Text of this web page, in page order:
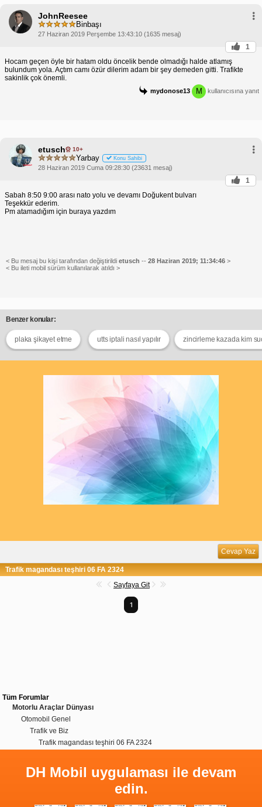
JohnReesee
Binbaşı
27 Haziran 2019 Perşembe 13:43:10 (1635 mesaj)
1
Hocam geçen öyle bir hatam oldu öncelik bende olmadığı halde atlamış
bulundum yola. Açtım camı özür dilerim adam bir şey demeden gitti. Trafikte
sakinlik çok önemli.
mydonose13 M kullanıcısına yanıt
etusch 10+
Yarbay Konu Sahibi
28 Haziran 2019 Cuma 09:28:30 (23631 mesaj)
1
Sabah 8:50 9:00 arası nato yolu ve devamı Doğukent bulvarı
Teşekkür ederim.
Pm atamadığım için buraya yazdım
< Bu mesaj bu kişi tarafından değiştirildi etusch -- 28 Haziran 2019; 11:34:46 >
< Bu ileti mobil sürüm kullanılarak atıldı >
Benzer konular:
plaka şikayet etme utts iptali nasıl yapılır zincirleme kazada kim
Cevap Yaz
Trafik magandası teşhiri 06 FA 2324
Sayfaya Git
1
Tüm Forumlar
Motorlu Araçlar Dünyası
Otomobil Genel
Trafik ve Biz
Trafik magandası teşhiri 06 FA 2324
DH Mobil uygulaması ile devam
edin.